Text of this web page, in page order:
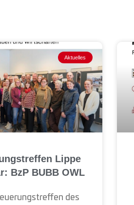
Aktuelles
Lippe
BzP BUBB OWL
des